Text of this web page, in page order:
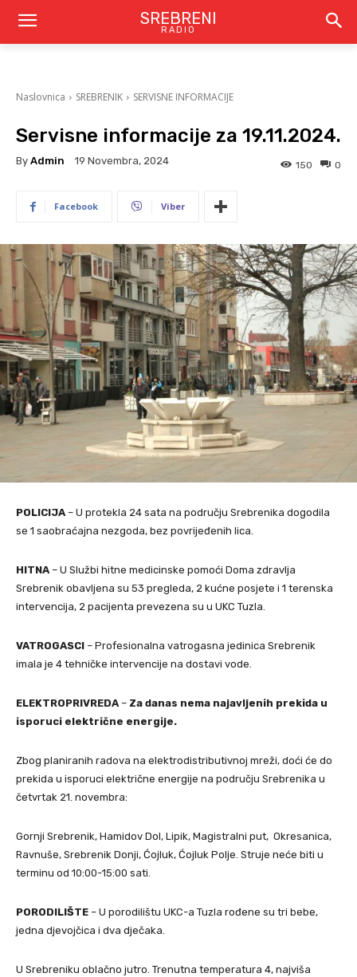
SREBRENI
RADIO
Naslovnica SREBRENIK SERVISNE INFORMACIJE
Servisne informacije za 19.11.2024.
By Admin 19 Novembra, 2024 0
150
Facebook Viber
POLICIJA – U protekla 24 sata na području Srebrenika dogodila
se 1 saobraćajna nezgoda, bez povrijeđenih lica.
HITNA – U Službi hitne medicinske pomoći Doma zdravlja
Srebrenik obavljena su 53 pregleda, 2 kućne posjete i 1 terenska
intervencija, 2 pacijenta prevezena su u UKC Tuzla.
VATROGASCI – Profesionalna vatrogasna jedinica Srebrenik
imala je 4 tehničke intervencije na dostavi vode.
ELEKTROPRIVREDA – Za danas nema najavljenih prekida u
isporuci električne energije.
Zbog planiranih radova na elektrodistributivnoj mreži, doći će do
prekida u isporuci električne energije na području Srebrenika u
četvrtak 21. novembra:
Gornji Srebrenik, Hamidov Dol, Lipik, Magistralni put, Okresanica,
Ravnuše, Srebrenik Donji, Ćojluk, Ćojluk Polje. Struje neće biti u
terminu od 10:00-15:00 sati.
PORODILIŠTE – U porodilištu UKC-a Tuzla rođene su tri bebe,
jedna djevojčica i dva dječaka.
U Srebreniku oblačno jutro. Trenutna temperatura 4, najviša